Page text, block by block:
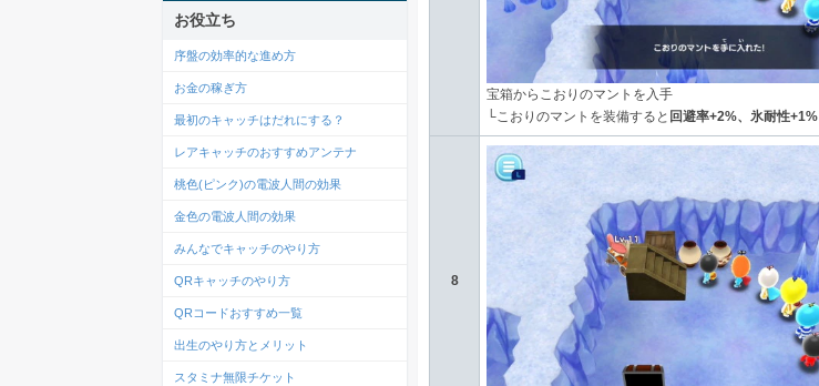
宝箱からこおりのマントを入手
└こおりのマントを装備すると 回避率+2%、氷耐性+1%
8
お役立ち
序盤の効率的な進め方
お金の稼ぎ方
最初のキャッチはだれにする？
レアキャッチのおすすめアンテナ
桃色(ピンク)の電波人間の効果
金色の電波人間の効果
みんなでキャッチのやり方
QRキャッチのやり方
QRコードおすすめ一覧
出生のやり方とメリット
スタミナ無限チケット